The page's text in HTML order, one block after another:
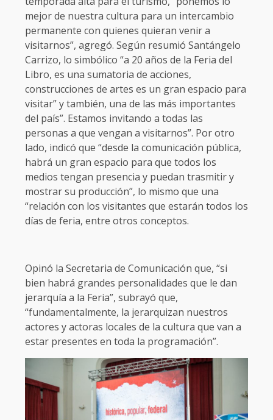
mejor de nuestra cultura para un intercambio
permanente con quienes quieran venir a
visitarnos”, agregó. Según resumió Santángelo
Carrizo, lo simbólico “a 20 años de la Feria del
Libro, es una sumatoria de acciones,
construcciones de artes es un gran espacio para
visitar” y también, una de las más importantes
del país”. Estamos invitando a todas las
personas a que vengan a visitarnos”. Por otro
lado, indicó que “desde la comunicación pública,
habrá un gran espacio para que todos los
medios tengan presencia y puedan trasmitir y
mostrar su producción”, lo mismo que una
“relación con los visitantes que estarán todos los
días de feria, entre otros conceptos.
Opinó la Secretaria de Comunicación que, “si
bien habrá grandes personalidades que le dan
jerarquía a la Feria”, subrayó que,
“fundamentalmente, la jerarquizan nuestros
actores y actoras locales de la cultura que van a
estar presentes en toda la programación”.